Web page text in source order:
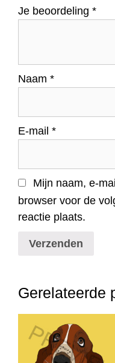
Je beoordeling *
Naam *
E-mail *
Mijn naam, e-
browser voor de
reactie plaats.
Gerelateerde